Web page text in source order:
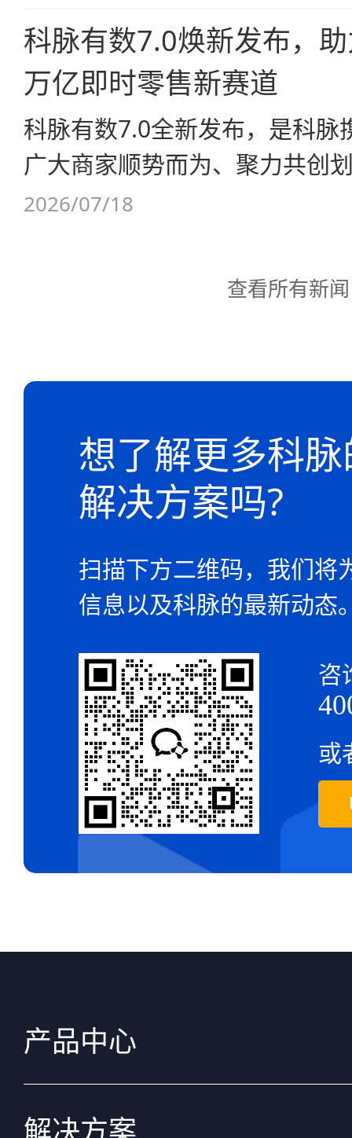
科脉有数7.0焕新发布，
万亿即时零售新赛道
科脉有数7.0全新发布，是科脉
广大商家顺势而为、聚力共创
一重要里程碑。从开店到运营
2026/07/18
查看所有新闻
想了解更多科
解决方案吗?
扫描下方二维码，我们将
信息以及科脉的最新动态
咨
或
产品中心